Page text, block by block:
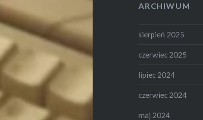
ARCHIWUM
sierpień 2025
czerwiec 2025
lipiec 2024
czerwiec 2024
maj 2024